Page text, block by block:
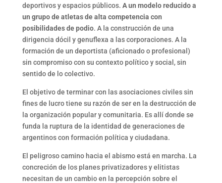
deportivos y espacios públicos. A un modelo reducido a
un grupo de atletas de alta competencia con
posibilidades de podio. A la construcción de una
dirigencia dócil y genuflexa a las corporaciones. A la
formación de un deportista (aficionado o profesional)
sin compromiso con su contexto político y social, sin
sentido de lo colectivo.
El objetivo de terminar con las asociaciones civiles sin
fines de lucro tiene su razón de ser en la destrucción de
la organización popular y comunitaria. Es allí donde se
funda la ruptura de la identidad de generaciones de
argentinos con formación política y ciudadana.
El peligroso camino hacia el abismo está en marcha. La
concreción de los planes privatizadores y elitistas
necesitan de un cambio en la percepción sobre el